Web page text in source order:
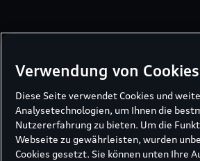
Fortschrittliche Technologie für
Verwertung und die Bauteil-
Mehr zu Recycling und
Verwendung von Cookies
Diese Seite verwendet Cookies und
Analysetechnologien, um Ihnen die
Nutzererfahrung zu bieten. Um die
Webseite zu gewährleisten, wurden
Cookies gesetzt. Sie können unten Ihre